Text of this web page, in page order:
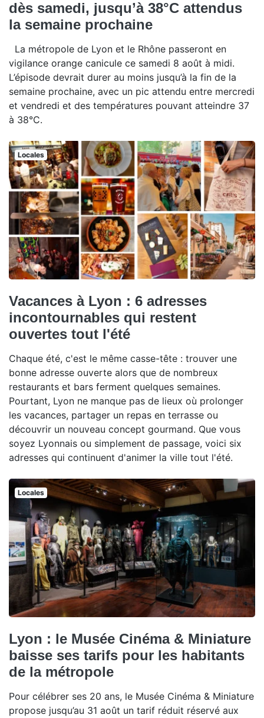
dès samedi, jusqu’à 38°C attendus
la semaine prochaine
La métropole de Lyon et le Rhône passeront en
vigilance orange canicule ce samedi 8 août à midi.
L’épisode devrait durer au moins jusqu’à la fin de la
semaine prochaine, avec un pic attendu entre mercredi
et vendredi et des températures pouvant atteindre 37
à 38°C.
Locales
Vacances à Lyon : 6 adresses
incontournables qui restent
ouvertes tout l'été
Chaque été, c'est le même casse-tête : trouver une
bonne adresse ouverte alors que de nombreux
restaurants et bars ferment quelques semaines.
Pourtant, Lyon ne manque pas de lieux où prolonger
les vacances, partager un repas en terrasse ou
découvrir un nouveau concept gourmand. Que vous
soyez Lyonnais ou simplement de passage, voici six
adresses qui continuent d'animer la ville tout l'été.
Locales
Lyon : le Musée Cinéma & Miniature
baisse ses tarifs pour les habitants
de la métropole
Pour célébrer ses 20 ans, le Musée Cinéma & Miniature
propose jusqu’au 31 août un tarif réduit réservé aux